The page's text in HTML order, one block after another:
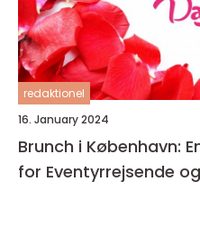
redaktionel
16. January 2024
Brunch i København:
for Eventyrrejsende